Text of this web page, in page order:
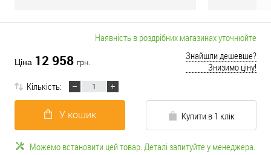
Наявність в роздрібних магазинах уточнюйте
Ціна 12 958 грн.
Знайшли дешевше?
Знизимо ціну!
Кількість:
У кошик Купити в 1 клік
Можемо встановити цей товар. Деталі запитуйте у менеджера.